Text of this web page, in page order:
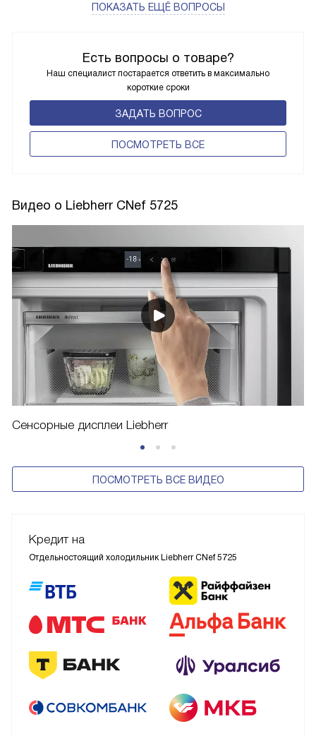
Есть вопросы о товаре?
Наш специалист постарается ответить в максимально
короткие сроки
ЗАДАТЬ ВОПРОС
ПОCМОТРЕТЬ ВСЕ
ПОКАЗАТЬ ЕЩЁ ВОПРОСЫ
Видео о Liebherr CNef 5725
Сенсорные дисплеи Liebherr
ПОСМОТРЕТЬ ВСЕ ВИДЕО
Кредит на
Отдельностоящий холодильник Liebherr CNef 5725